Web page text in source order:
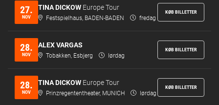
27.
NOV
TINA DICKOW Europe Tour
Festspielhaus, BADEN-BADEN fredag
KØB BILLETTER
28.
NOV
ALEX VARGAS
Tobakken, Esbjerg lørdag
KØB BILLETTER
28.
NOV
TINA DICKOW Europe Tour
Prinzregententheater, MUNICH lørdag
KØB BILLETTER